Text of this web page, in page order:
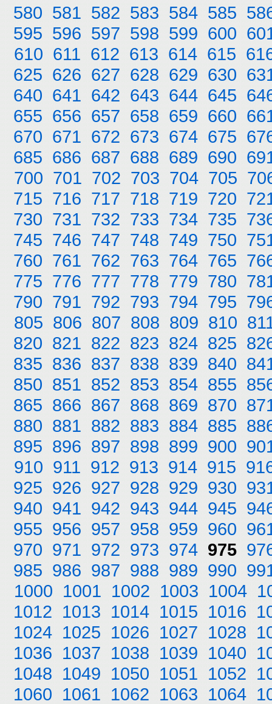
580 581 582 583 584 585
595 596 597 598 599 600
610 611 612 613 614 615
625 626 627 628 629 630
640 641 642 643 644 645
655 656 657 658 659 660
670 671 672 673 674 675
685 686 687 688 689 690
700 701 702 703 704 705
715 716 717 718 719 720
730 731 732 733 734 735
745 746 747 748 749 750
760 761 762 763 764 765
775 776 777 778 779 780
790 791 792 793 794 795
805 806 807 808 809 810
820 821 822 823 824 825
835 836 837 838 839 840
850 851 852 853 854 855
865 866 867 868 869 870
880 881 882 883 884 885
895 896 897 898 899 900
910 911 912 913 914 915
925 926 927 928 929 930
940 941 942 943 944 945
955 956 957 958 959 960
970 971 972 973 974 975
985 986 987 988 989 990
1000 1001 1002 1003 1004
1012 1013 1014 1015 1016
1024 1025 1026 1027 1028
1036 1037 1038 1039 1040
1048 1049 1050 1051 1052
1060 1061 1062 1063 1064